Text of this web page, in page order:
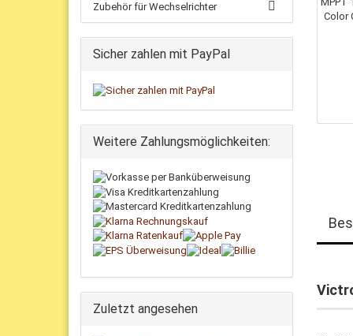
Zubehör für Wechselrichter
Sicher zahlen mit PayPal
Weitere Zahlungsmöglichkeiten:
Zuletzt angesehen